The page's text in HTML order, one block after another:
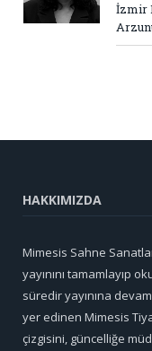
İzmir
HAKKIMIZDA
Mimesis Sahne
yayınını tamamlayıp
süredir yayınına
yer edinen Mimesis
çizgisini, güncelliğe